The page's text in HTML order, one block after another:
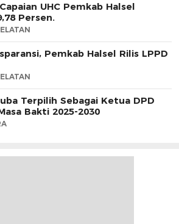
UHC Pemkab Halsel
Persen.
Pemkab Halsel Rilis LPPD
Terpilih Sebagai Ketua DPD
Bakti 2025-2030